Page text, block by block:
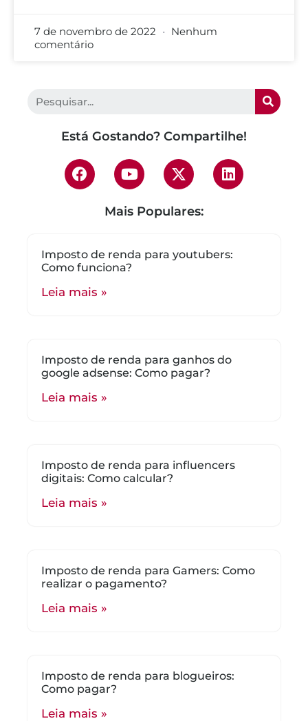
7 de novembro de 2022
Nenhum
comentário
Está Gostando? Compartilhe!
Mais Populares:
Imposto de renda para youtubers:
Como funciona?
Leia mais »
Imposto de renda para ganhos do
google adsense: Como pagar?
Leia mais »
Imposto de renda para influencers
digitais: Como calcular?
Leia mais »
Imposto de renda para Gamers: Como
realizar o pagamento?
Leia mais »
Imposto de renda para blogueiros:
Como pagar?
Leia mais »